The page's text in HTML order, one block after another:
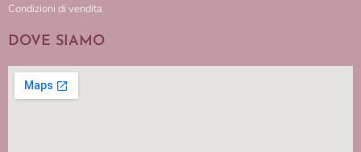
Condizioni di vendita
DOVE SIAMO